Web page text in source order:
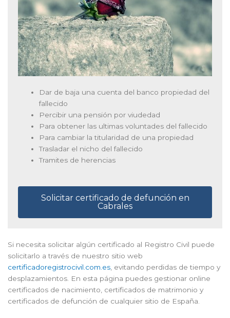
Dar de baja una cuenta del banco propiedad del
fallecido
Percibir una pensión por viudedad
Para obtener las ultimas voluntades del fallecido
Para cambiar la titularidad de una propiedad
Trasladar el nicho del fallecido
Tramites de herencias
Solicitar certificado de defunción en
Cabrales
Si necesita solicitar algún certificado al Registro Civil puede
solicitarlo a través de nuestro sitio web
certificadoregistrocivil.com.es, evitando perdidas de tiempo y
desplazamientos. En esta página puedes gestionar online
certificados de nacimiento, certificados de matrimonio y
certificados de defunción de cualquier sitio de España.